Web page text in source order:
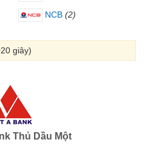
NCB (2)
giây)
Thủ Dầu Một